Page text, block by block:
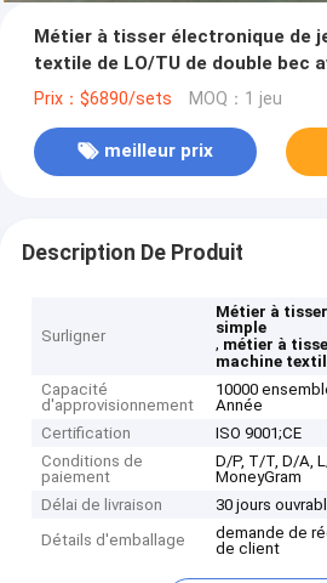
Métier à tisser électronique de
textile de LO/TU de double bec
Prix：$6890/sets MOQ：1 jeu
meilleur prix
Description De Produit
Surligner
Métier à
simple
, métier à
machine
Capacité
d'approvisionnement
10000
Année
Certification
ISO 9001;CE
Conditions de
paiement
D/P, T/T, D/A,
MoneyGram
Délai de livraison
30 jours
Détails d'emballage
demande de
de client